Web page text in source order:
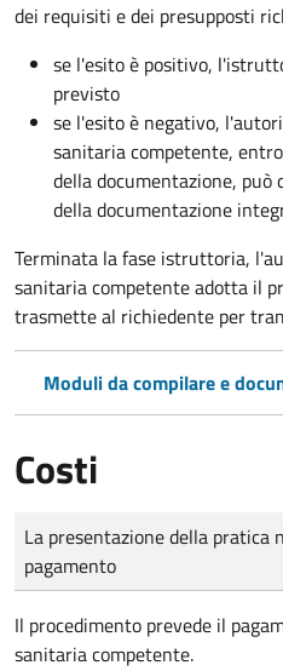
dei requisiti e dei presupposti
se l'esito è positivo,
previsto
se l'esito è negativo,
sanitaria competente,
della documentazione, può
della documentazione
Terminata la fase istruttoria,
sanitaria competente adotta il
trasmette al richiedente per
Moduli da compilare e
Costi
Tipo di pagamento
Importo
La presentazione della pratica
pagamento
Il procedimento prevede il
sanitaria competente.